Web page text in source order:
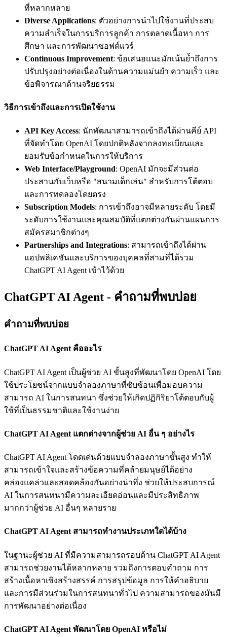
ที่หลากหลาย
Diverse Applications: ตัวอย่างการนำไปใช้งานที่ประสบ
ความสำเร็จในการบริการลูกค้า การตลาดเนื้อหา การ
ศึกษา และการพัฒนาซอฟต์แวร์
Continuous Improvement: ข้อเสนอแนะมักเน้นย้ำถึงการ
ปรับปรุงอย่างต่อเนื่องในด้านความแม่นยำ ความเร็ว และ
ข้อพิจารณาด้านจริยธรรม
วิธีการเข้าถึงและการเปิดใช้งาน
API Key Access: นักพัฒนาสามารถเข้าถึงได้ผ่านคีย์ API
ที่จัดทำโดย OpenAI โดยปกติหลังจากลงทะเบียนและ
ยอมรับข้อกำหนดในการให้บริการ
Web Interface/Playground: OpenAI มักจะมีส่วนต่อ
ประสานกับเว็บหรือ "สนามเด็กเล่น" สำหรับการโต้ตอบ
และการทดลองโดยตรง
Subscription Models: การเข้าถึงอาจมีหลายระดับ โดยมี
ระดับการใช้งานและคุณสมบัติที่แตกต่างกันผ่านแผนการ
สมัครสมาชิกต่างๆ
Partnerships and Integrations: สามารถเข้าถึงได้ผ่าน
แอปพลิเคชันและบริการของบุคคลที่สามที่ได้รวม
ChatGPT AI Agent เข้าไว้ด้วย
ChatGPT AI Agent - คำถามที่พบบ่อย
คำถามที่พบบ่อย
ChatGPT AI Agent คืออะไร
ChatGPT AI Agent เป็นผู้ช่วย AI ขั้นสูงที่พัฒนาโดย OpenAI โดย
ใช้ประโยชน์จากแบบจำลองภาษาที่ซับซ้อนเพื่อมอบความ
สามารถ AI ในการสนทนา ซึ่งช่วยให้เกิดปฏิกิริยาโต้ตอบกับผู้
ใช้ที่เป็นธรรมชาติและใช้งานง่าย
ChatGPT AI Agent แตกต่างจากผู้ช่วย AI อื่น ๆ อย่างไร
ChatGPT AI Agent โดดเด่นด้วยแบบจำลองภาษาขั้นสูง ทำให้
สามารถเข้าใจและสร้างข้อความที่คล้ายมนุษย์ได้อย่าง
คล่องแคล่วและสอดคล้องกันอย่างน่าทึ่ง ช่วยให้ประสบการณ์
AI ในการสนทนามีความละเอียดอ่อนและมีประสิทธิภาพ
มากกว่าผู้ช่วย AI อื่นๆ หลายราย
ChatGPT AI Agent สามารถทำงานประเภทใดได้บ้าง
ในฐานะผู้ช่วย AI ที่มีความสามารถรอบด้าน ChatGPT AI Agent
สามารถช่วยงานได้หลากหลาย รวมถึงการตอบคำถาม การ
สร้างเนื้อหาเชิงสร้างสรรค์ การสรุปข้อมูล การให้คำอธิบาย
และการมีส่วนร่วมในการสนทนาทั่วไป ความสามารถของมันมี
การพัฒนาอย่างต่อเนื่อง
ChatGPT AI Agent พัฒนาโดย OpenAI หรือไม่